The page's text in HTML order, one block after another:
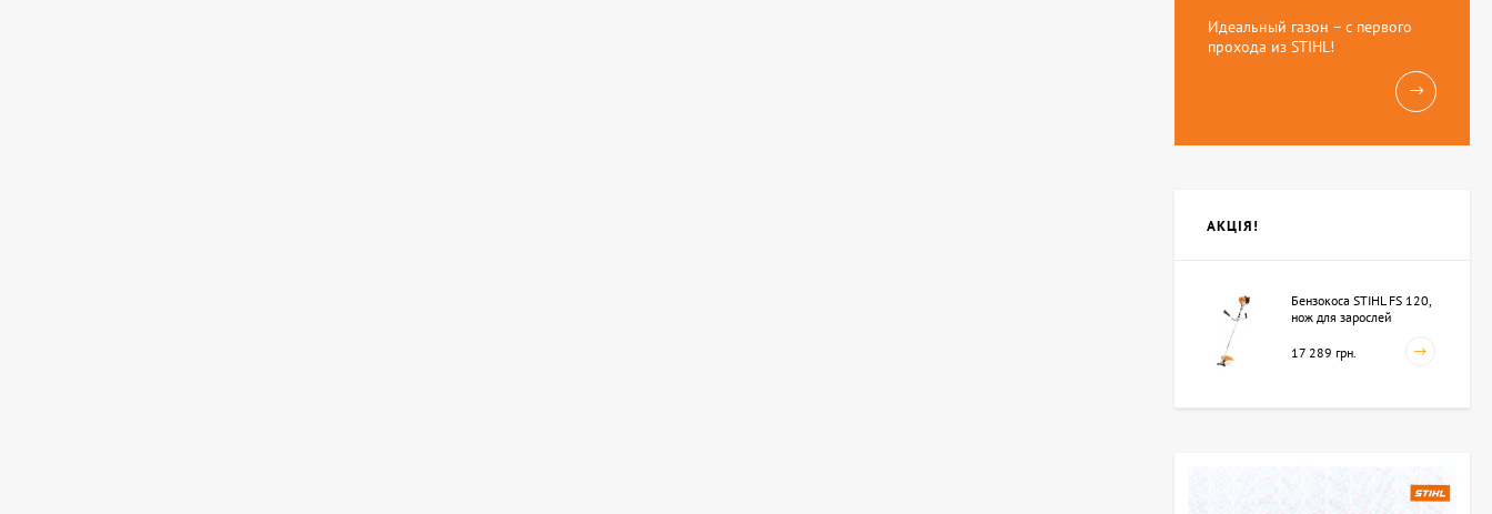
Идеальный газон – с первого
прохода из STIHL!
АКЦІЯ!
Бензокоса STIHL FS 120,
нож для зарослей
17 289 грн.